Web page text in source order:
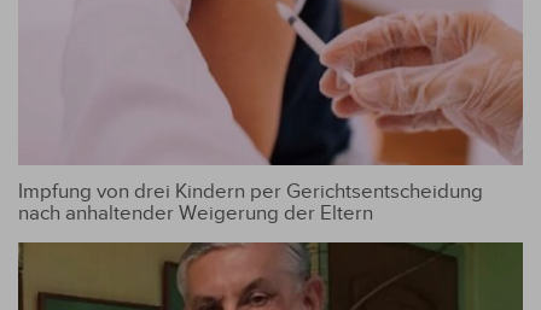
Impfung von drei Kindern per Gerichtsentscheidung
nach anhaltender Weigerung der Eltern